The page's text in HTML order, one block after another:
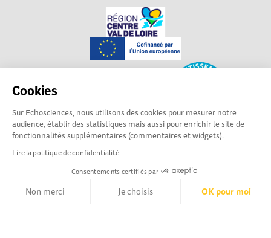
Cookies
Sur Echosciences, nous utilisons des cookies pour mesurer notre
audience, établir des statistiques mais aussi pour enrichir le site de
fonctionnalités supplémentaires (commentaires et widgets).
Lire la politique de confidentialité
Consentements certifiés par
Non merci Je choisis OK pour moi